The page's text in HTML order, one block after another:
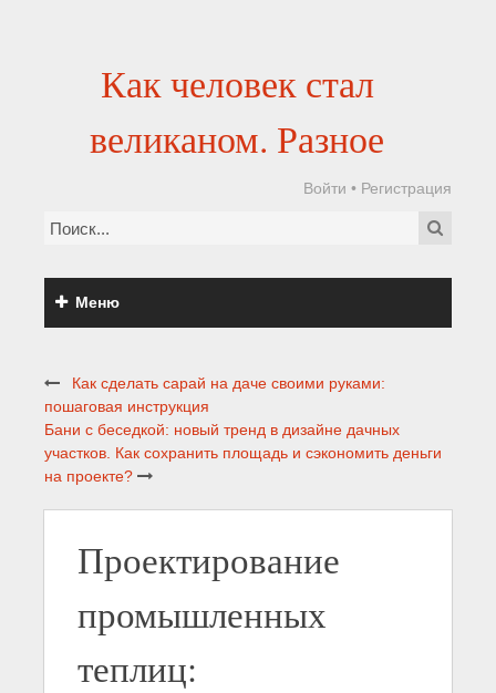
Как человек стал
великаном. Разное
Войти • Регистрация
Меню
Как сделать сарай на даче своими руками:
пошаговая инструкция
Бани с беседкой: новый тренд в дизайне дачных
участков. Как сохранить площадь и сэкономить деньги
на проекте?
Проектирование
промышленных
теплиц: